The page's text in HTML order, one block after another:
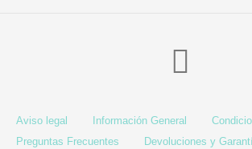
Aviso legal Información General
Preguntas Frecuentes
Devoluciones y